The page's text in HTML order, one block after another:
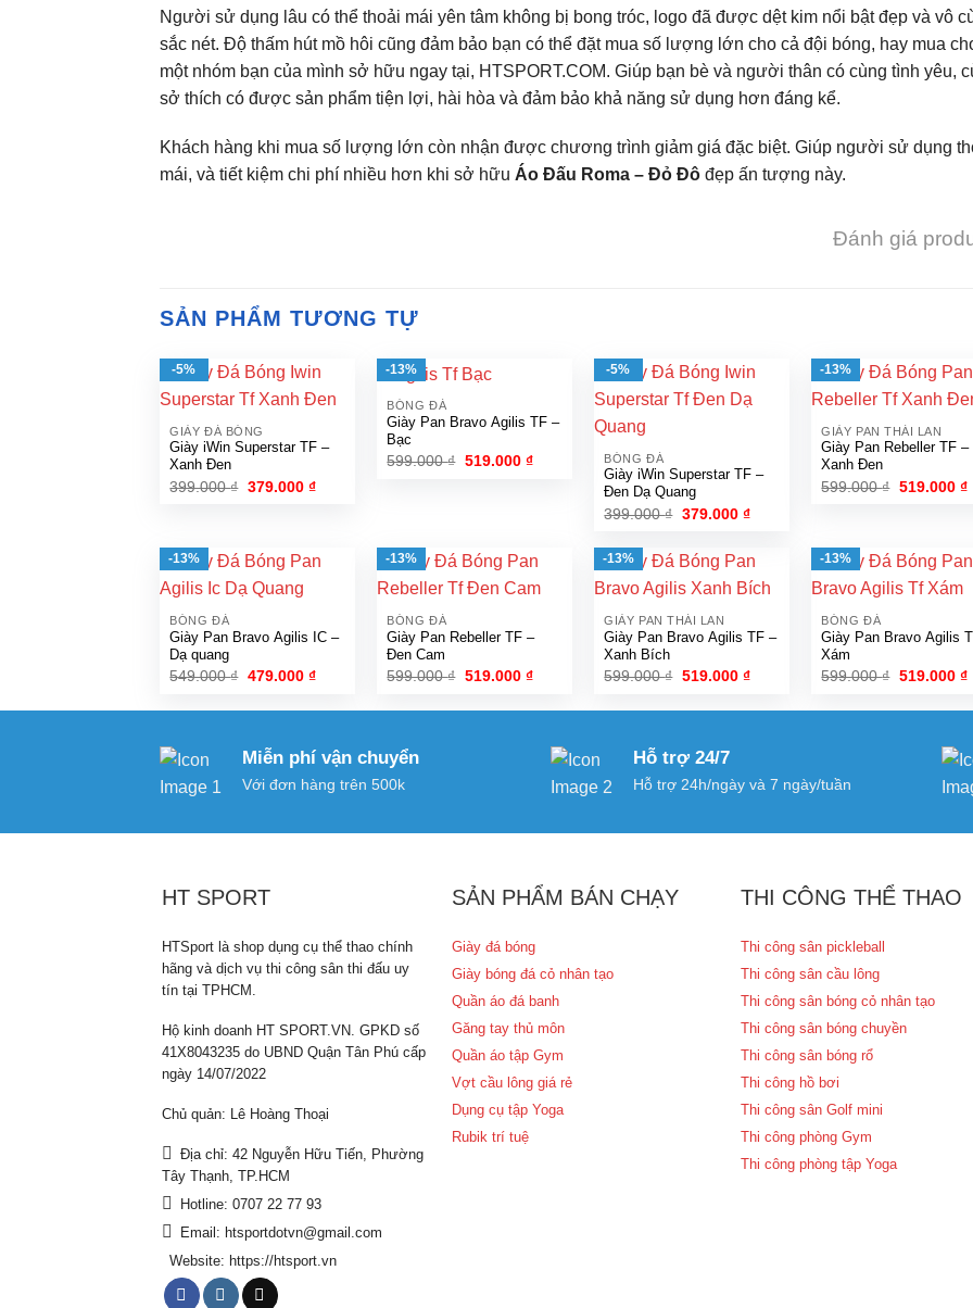
Người sử dụng lâu có thể thoải mái yên tâm không bị bong tróc, logo đã được dệt kim nổi bật đẹp và vô
sắc nét. Độ thấm hút mồ hôi cũng đảm bảo bạn có thể đặt mua số lượng lớn cho cả đội bóng, hay mua
một nhóm bạn của mình sở hữu ngay tại, HTSPORT.COM. Giúp bạn bè và người thân có cùng tình yêu,
sở thích có được sản phẩm tiện lợi, hài hòa và đảm bảo khả năng sử dụng hơn đáng kể.
Khách hàng khi mua số lượng lớn còn nhận được chương trình giảm giá đặc biệt. Giúp người sử dụng
mái, và tiết kiệm chi phí nhiều hơn khi sở hữu Áo Đấu Roma – Đỏ Đô đẹp ấn tượng này.
Đánh giá
SẢN PHẨM TƯƠNG TỰ
-5%
GIÀY ĐÁ BÓNG
Giày iWin Superstar TF –
Xanh Đen
399.000₫ Giá
379.000 ₫Giá
379.000 ₫.
-13%
BÓNG ĐÁ
Giày Pan Bravo Agilis TF –
Bạc
599.000₫ Giá
519.000 ₫Giá
519.000 ₫.
-5%
BÓNG ĐÁ
Giày iWin Superstar TF –
Đen Dạ Quang
399.000₫ Giá
399.000 ₫.
379.000 ₫Giá
là:
379.000 ₫.
-13%
GIÀY PAN THÁI LAN
Giày Pan Rebeller TF –
Xanh Đen
599.000₫ Giá
519.000 ₫
-13%
BÓNG ĐÁ
Giày Pan Bravo Agilis IC –
Dạ quang
549.000₫ Giá
479.000 ₫Giá
-13%
BÓNG ĐÁ
Giày Pan Rebeller TF –
Đen Cam
599.000₫ Giá
519.000 ₫Giá
-13%
GIÀY PAN THÁI LAN
Giày Pan Bravo Agilis TF –
Xanh Bích
599.000₫ Giá
519.000 ₫Giá
-13%
BÓNG ĐÁ
Giày Pan Bravo Agilis
Xám
599.000₫ Giá
519.000 ₫
Miễn phí vận chuyển
Với đơn hàng trên 500k
Hỗ trợ 24/7
Hỗ trợ 24h/ngày và 7 ngày/tuần
HT SPORT
HTSport là shop dụng cụ thể thao chính
hãng và dịch vụ thi công sân thi đấu uy
tín tại TPHCM.
Hộ kinh doanh HT SPORT.VN. GPKD số
41X8043235 do UBND Quận Tân Phú cấp
ngày 14/07/2022
Chủ quản: Lê Hoàng Thoại
Địa chỉ: 42 Nguyễn Hữu Tiến, Phường
Tây Thạnh, TP.HCM
Hotline: 0707 22 77 93
Email: htsportdotvn@gmail.com
Website: https://htsport.vn
SẢN PHẨM BÁN CHẠY
Giày đá bóng
Giày bóng đá cỏ nhân tạo
Quần áo đá banh
Găng tay thủ môn
Quần áo tập Gym
Vợt cầu lông giá rẻ
Dụng cụ tập Yoga
Rubik trí tuệ
THI CÔNG THỂ THAO
Thi công sân pickleball
Thi công sân cầu lông
Thi công sân bóng cỏ nhân tạo
Thi công sân bóng chuyền
Thi công sân bóng rổ
Thi công hồ bơi
Thi công sân Golf mini
Thi công phòng Gym
Thi công phòng tập Yoga